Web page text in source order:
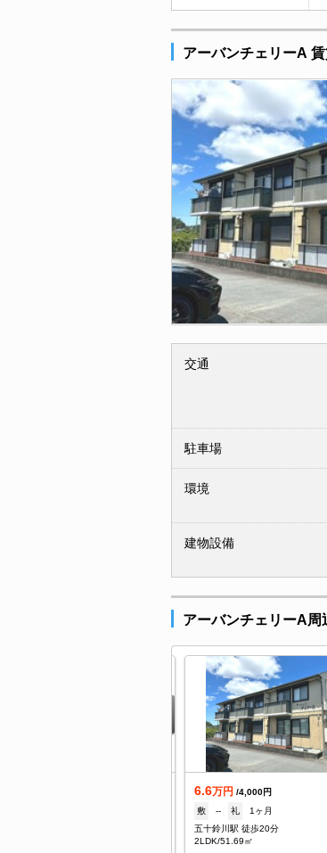
アーバンチェリーA
交通
駐車場
環境
建物設備
アーバンチェリーA周
6.6万円 /4,000円
敷
-- 礼
1ヶ月
五十鈴川駅 徒歩20分
2LDK/51.69㎡